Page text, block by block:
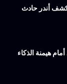
أندر حادث
أمام هيمنة الذكاء